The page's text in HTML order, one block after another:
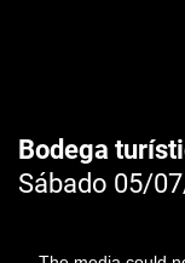
Bodega
Sábado 05/